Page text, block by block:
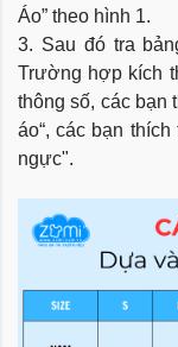
Áo” theo hình 1.
3. Sau đó tra
Trường hợp kích
thông số, các bạn
áo“, các bạn
ngực".